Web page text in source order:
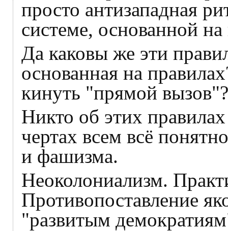
просто антизападная
системе, основанной
Да каковы же эти
основанная на
кинуть "прямой вызов"?
Никто об этих
чертах всем всё
и фашизма.
Неоколониализм.
Противопоставление
"развитым